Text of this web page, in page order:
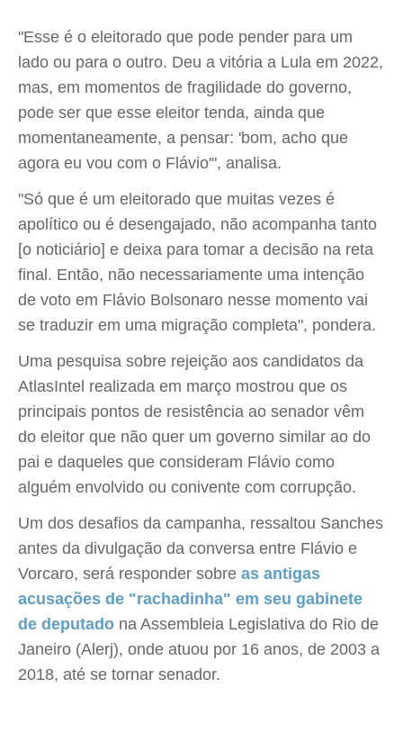
"Esse é o eleitorado que pode pender para um
lado ou para o outro. Deu a vitória a Lula em 2022,
mas, em momentos de fragilidade do governo,
pode ser que esse eleitor tenda, ainda que
momentaneamente, a pensar: 'bom, acho que
agora eu vou com o Flávio'", analisa.
"Só que é um eleitorado que muitas vezes é
apolítico ou é desengajado, não acompanha tanto
[o noticiário] e deixa para tomar a decisão na reta
final. Então, não necessariamente uma intenção
de voto em Flávio Bolsonaro nesse momento vai
se traduzir em uma migração completa", pondera.
Uma pesquisa sobre rejeição aos candidatos da
AtlasIntel realizada em março mostrou que os
principais pontos de resistência ao senador vêm
do eleitor que não quer um governo similar ao do
pai e daqueles que consideram Flávio como
alguém envolvido ou conivente com corrupção.
Um dos desafios da campanha, ressaltou Sanches
antes da divulgação da conversa entre Flávio e
Vorcaro, será responder sobre as antigas
acusações de "rachadinha" em seu gabinete
de deputado na Assembleia Legislativa do Rio de
Janeiro (Alerj), onde atuou por 16 anos, de 2003 a
2018, até se tornar senador.